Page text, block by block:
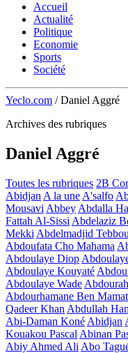
Accueil
Actualité
Politique
Economie
Sports
Société
Yeclo.com / Daniel Aggré
Archives des rubriques
Daniel Aggré
Toutes les rubriques 2B
Abidjan A la une A'salfo
Mousavi Abbey Abdalla
Fattah Al-Sissi Abdelaziz
Mekki Abdelmadjid
Abdoufata Cho Mahama
Abdoulaye Diop
Abdoulaye Kouyaté
Abdoulaye Wade
Abdourhamane Ben
Qadeer Khan Abdullah
Abi-Daman Koné Abidjan
Kouakou Pascal Abinan
Abiy Ahmed Ali Abo